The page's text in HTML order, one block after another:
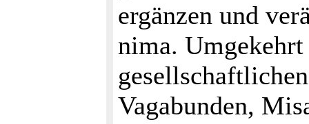
ergänzen und
nima.
Vagabunden,